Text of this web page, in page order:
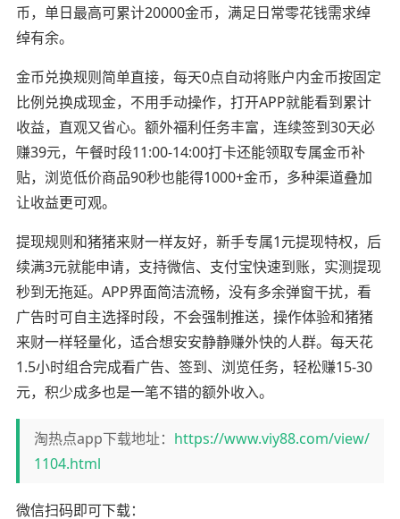
币，单日最高可累计20000金币，满足日常零花钱需求绰
绰有余。
金币兑换规则简单直接，每天0点自动将账户内金币按固定
比例兑换成现金，不用手动操作，打开APP就能看到累计
收益，直观又省心。额外福利任务丰富，连续签到30天必
赚39元，午餐时段11:00-14:00打卡还能领取专属金币补
贴，浏览低价商品90秒也能得1000+金币，多种渠道叠加
让收益更可观。
提现规则和猪猪来财一样友好，新手专属1元提现特权，后
续满3元就能申请，支持微信、支付宝快速到账，实测提现
秒到无拖延。APP界面简洁流畅，没有多余弹窗干扰，看
广告时可自主选择时段，不会强制推送，操作体验和猪猪
来财一样轻量化，适合想安安静静赚外快的人群。每天花
1.5小时组合完成看广告、签到、浏览任务，轻松赚15-30
元，积少成多也是一笔不错的额外收入。
淘热点app下载地址： https://www.viy88.com/view/
1104.html
微信扫码即可下载：